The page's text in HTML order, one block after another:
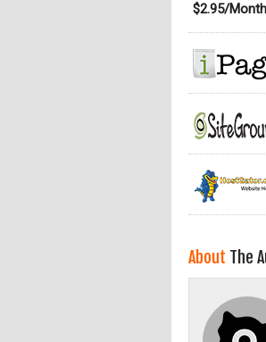
$2.95/Month
About The